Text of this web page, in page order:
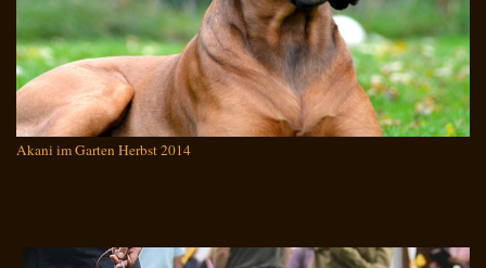
Akani im Garten Herbst 2014